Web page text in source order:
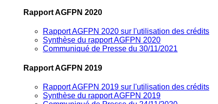
Rapport AGFPN 2020
Rapport AGFPN 2020 sur l'utilisation des crédits
Synthèse du rapport AGFPN 2020
Communiqué de Presse du 30/11/2021
Rapport AGFPN 2019
Rapport AGFPN 2019 sur l'utilisation des crédits
Synthèse du rapport AGFPN 2019